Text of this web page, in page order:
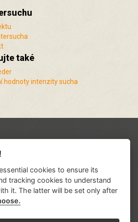
také
hodnoty intenzity sucha
cookies to ensure its
tracking cookies to understand
it. The latter will be set only after